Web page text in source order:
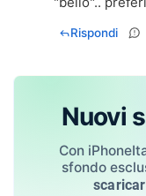
Rispondi
Nuovi
Con
sfondo